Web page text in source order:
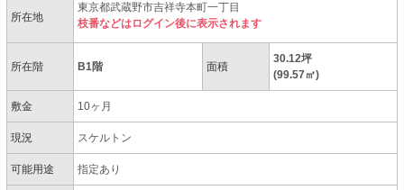
所在地
東京都武蔵野市吉祥寺本町一丁目
枝番などはログイン後に表示されます
所在階 B1階 面積
30.12坪
(99.57㎡)
敷金 10ヶ月
現況 スケルトン
可能用途 指定あり